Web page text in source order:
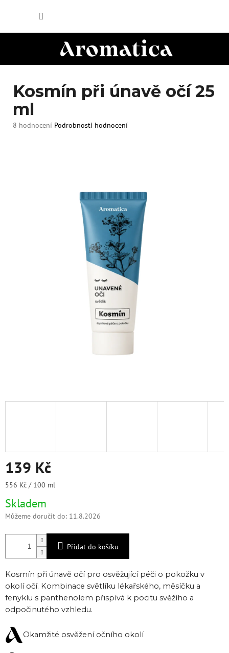
Kosmín při únavě očí 25
ml
Průměrné
8 hodnocení Podrobnosti hodnocení
139 Kč
Měrná
556 Kč / 100 ml
Skladem
Můžeme doručit do: 11.8.2026
Přidat do košíku
Kosmín při únavě očí pro osvěžující péči o pokožku v
okolí očí. Kombinace světlíku lékařského, měsíčku a
fenyklu s panthenolem přispívá k pocitu svěžího a
odpočinutého vzhledu.
Okamžité osvěžení očního okolí